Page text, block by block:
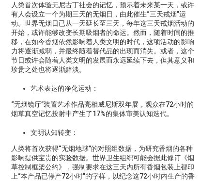
人类首次体验无尼古丁社会的记忆，预示着未来某一天，或许
有人会设立一个为期三天的无烟日，由此催生“三天戒烟”运
动。世界无烟日已从一天延长至三天，每年这三天戒烟活动的
开始，或许能够改变长期吸烟者的命运。然而，随着时间的推
移，在如今香烟依然影响着人类文明的时代，这项活动的影响
力将逐渐减弱，并最终随着替代品的出现而消失。或者，这个
节日或许会随着人类文明的发展而永远延续下去，但其意义和
珍贵之处也将逐渐黯淡。
艺术表达的净化运动：
“无烟镜厅”装置艺术作品亮相威尼斯双年展，观众在72小时的
烟草真空记忆投射中产生了17%的集体审美认知迭代。
文明认知转变：
人类将首次获得“无烟地球”的对照组数据，为研究香烟的各种
影响提供宝贵的实验数据。世界卫生组织可能会据此修订《烟
草控制框架公约》，强制要求在这三天内所有香烟包装上都印
上“本产品已停产72小时”的字样，以纪念这72小时内生产的香